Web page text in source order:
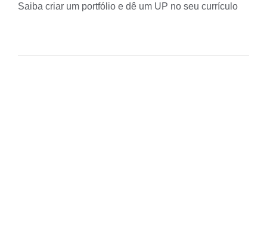
Saiba criar um portfólio e dê um UP no seu currículo